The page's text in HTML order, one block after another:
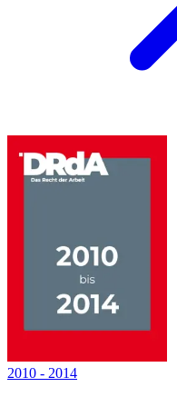
2010 - 2014